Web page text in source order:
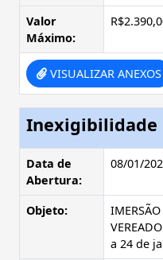
Valor
Máximo:
VISUALIZAR ANEXOS
Inexigibilidade
Data de
Abertura:
08/01/
Objeto:
a 24 de